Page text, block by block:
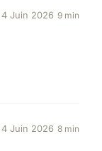
4 Juin 2026 9 min
4 Juin 2026 8 min